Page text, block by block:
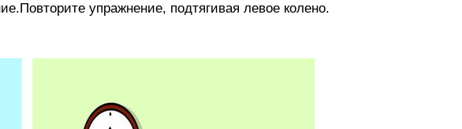
упражнение, подтягивая левое колено.